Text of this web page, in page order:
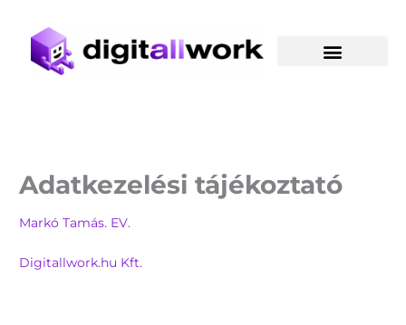
content
Adatkezelési tájékoztató
Markó Tamás. EV.
Digitallwork.hu Kft.